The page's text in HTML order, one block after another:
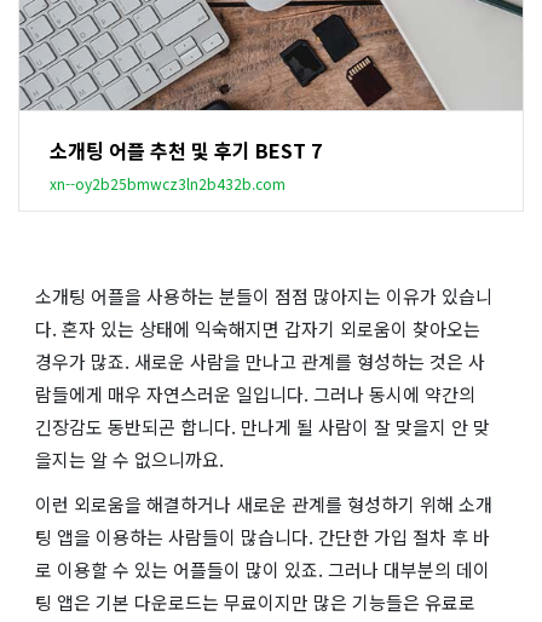
소개팅 어플 추천 및 후기 BEST 7
xn--oy2b25bmwcz3ln2b432b.com
소개팅 어플을 사용하는 분들이 점점 많아지는 이유가 있습니
다. 혼자 있는 상태에 익숙해지면 갑자기 외로움이 찾아오는
경우가 많죠. 새로운 사람을 만나고 관계를 형성하는 것은 사
람들에게 매우 자연스러운 일입니다. 그러나 동시에 약간의
긴장감도 동반되곤 합니다. 만나게 될 사람이 잘 맞을지 안 맞
을지는 알 수 없으니까요.
이런 외로움을 해결하거나 새로운 관계를 형성하기 위해 소개
팅 앱을 이용하는 사람들이 많습니다. 간단한 가입 절차 후 바
로 이용할 수 있는 어플들이 많이 있죠. 그러나 대부분의 데이
팅 앱은 기본 다운로드는 무료이지만 많은 기능들은 유료로